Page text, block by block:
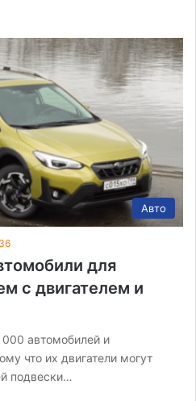
Авто
для
с двигателем и
000 автомобилей и
что их двигатели могут
подвески…